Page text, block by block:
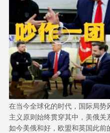
在当今全球化的时代，国际局势
主义原则始终贯穿其中，美俄关
如今美俄和好，欧盟和英国此前